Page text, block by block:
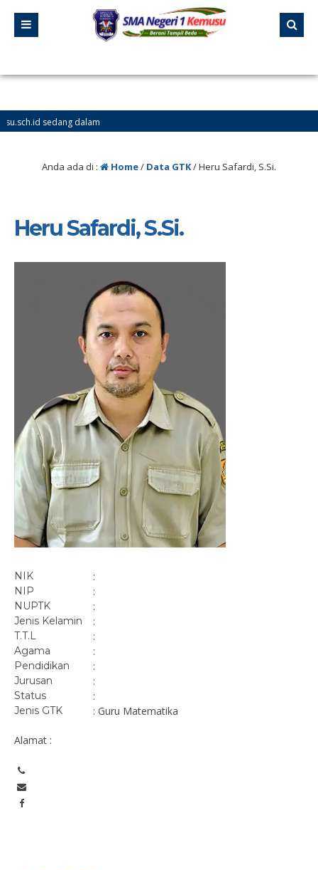
sedang dalam
Anda ada di : Home/ Data GTK/Heru Safardi, S.Si.
Heru Safardi, S.Si.
NIK :
NIP :
NUPTK :
Jenis Kelamin :
T.T.L :
Agama :
Pendidikan :
Jurusan :
Status :
Jenis GTK : Guru Matematika
Alamat :